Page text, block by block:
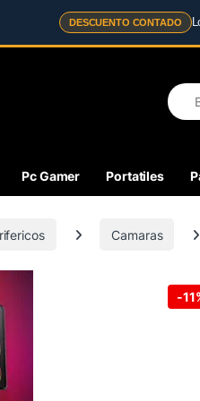
DESCUENTO CONTADO
Pc Gamer Portatiles
Camaras
-